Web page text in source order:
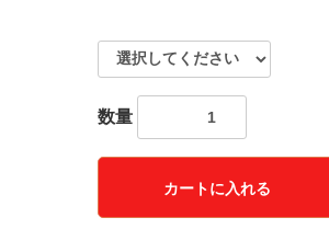
数量
カートに入れる